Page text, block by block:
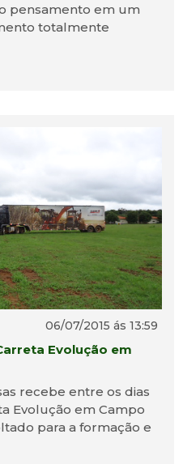
pensamento em um
totalmente
06/07/2015 ás 13:59
Evolução em
recebe entre os dias
Evolução em Campo
para a formação e